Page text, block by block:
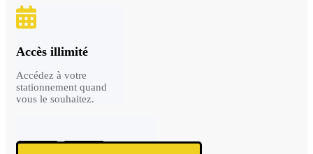
Accès illimité
Accédez à votre
stationnement quand
vous le souhaitez.